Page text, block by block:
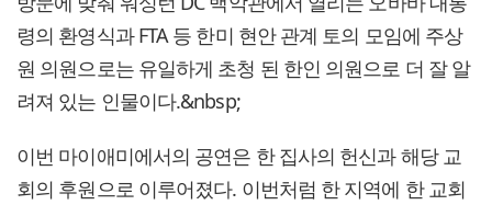
령의 환영식과 FTA 등 한미 현안 관계 토의 모임에 주상
원 의원으로는 유일하게 초청 된 한인 의원으로 더 잘 알
려져 있는 인물이다.&nbsp;
이번 마이애미에서의 공연은 한 집사의 헌신과 해당 교
회의 후원으로 이루어졌다. 이번처럼 한 지역에 한 교회